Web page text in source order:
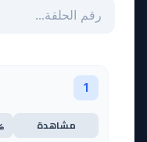
1
مشاهدة